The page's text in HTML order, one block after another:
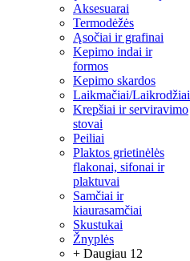
Aksesuarai
Termodėžės
Ąsočiai ir grafinai
Kepimo indai ir
formos
Kepimo skardos
Laikmačiai/Laikrodžiai
Krepšiai ir serviravimo
stovai
Peiliai
Plaktos grietinėlės
flakonai, sifonai ir
plaktuvai
Samčiai ir
kiaurasamčiai
Skustukai
Žnyplės
+ Daugiau 12